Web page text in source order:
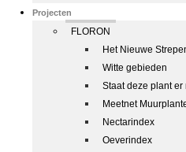
Projecten
FLORON
Het Nieuwe
Witte gebieden
Staat deze plant er
Meetnet
Nectarindex
Oeverindex